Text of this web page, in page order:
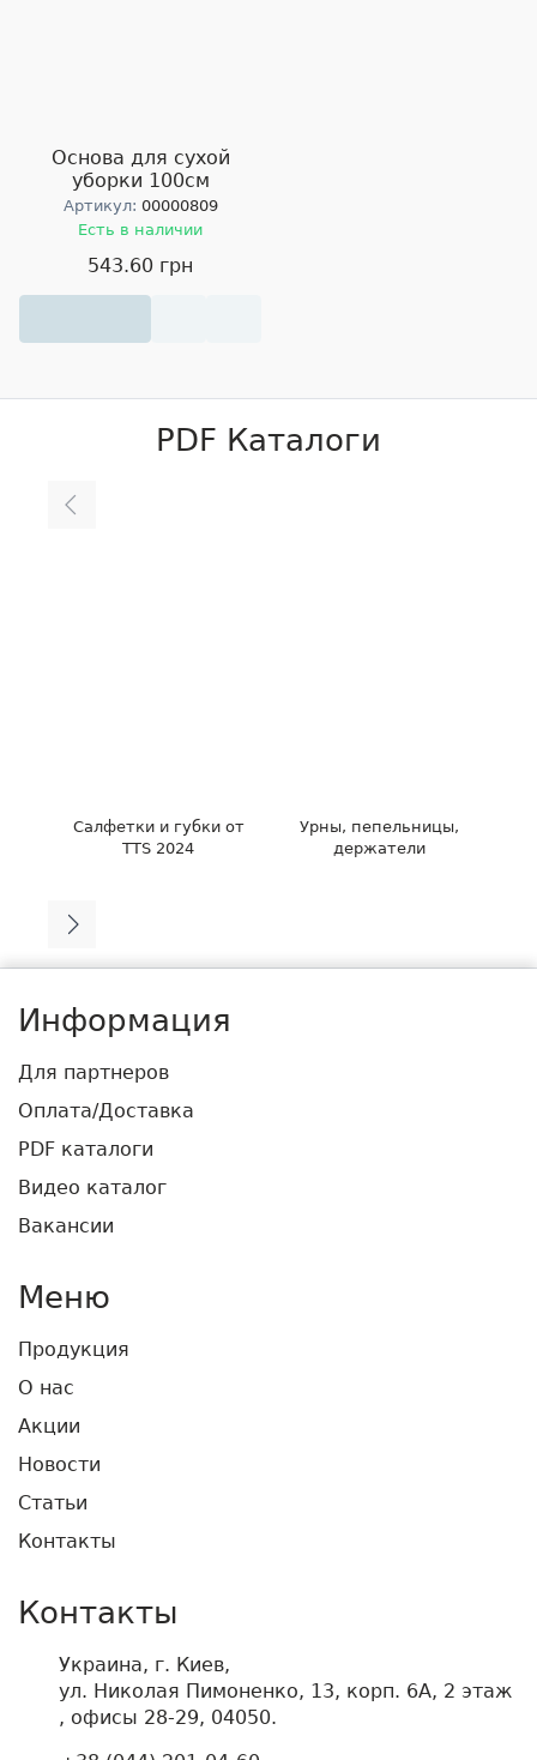
Основа для сухой
уборки 100см
Артикул: 00000809
Есть в наличии
543.60 грн
PDF Каталоги
Салфетки и губки от
TTS 2024
Урны, пепельницы,
держатели
Информация
Для партнеров
Оплата/Доставка
PDF каталоги
Видео каталог
Вакансии
Меню
Продукция
О нас
Акции
Новости
Статьи
Контакты
Контакты
Украина, г. Киев,
ул. Николая Пимоненко, 13, корп. 6А, 2 этаж
, офисы 28-29, 04050.